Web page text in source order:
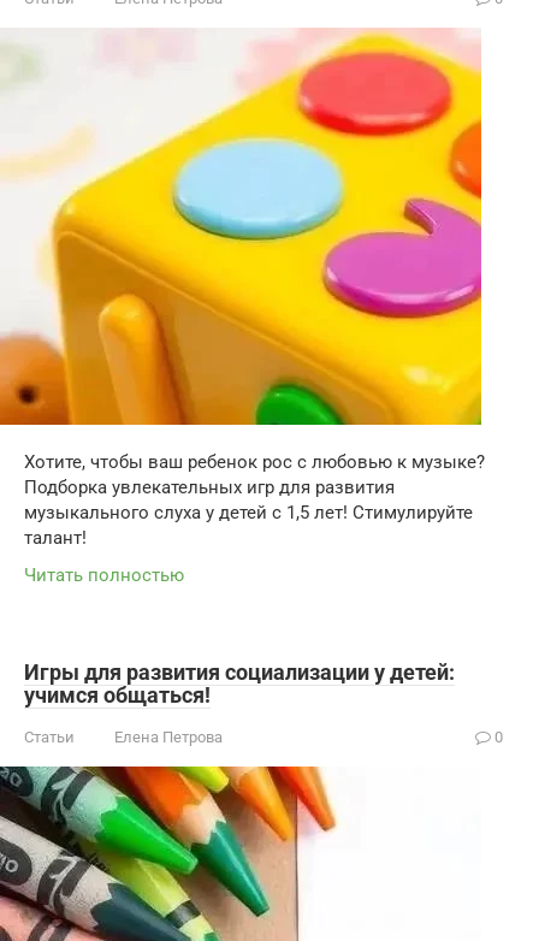
Хотите, чтобы ваш ребенок рос с любовью к музыке?
Подборка увлекательных игр для развития
музыкального слуха у детей с 1,5 лет! Стимулируйте
талант!
Читать полностью
Игры для развития социализации у детей:
учимся общаться!
Статьи Елена Петрова 0